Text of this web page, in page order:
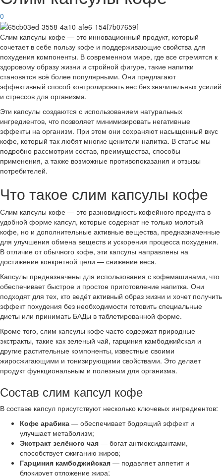
0
Слим капсулы кофе — это инновационный продукт, который
сочетает в себе пользу кофе и поддерживающие свойства для
похудения компоненты. В современном мире, где все стремятся к
здоровому образу жизни и стройной фигуре, такие напитки
становятся всё более популярными. Они предлагают
эффективный способ контролировать вес без значительных усилий
и стрессов для организма.
Эти капсулы создаются с использованием натуральных
ингредиентов, что позволяет минимизировать негативные
эффекты на организм. При этом они сохраняют насыщенный вкус
кофе, который так любят многие ценители напитка. В статье мы
подробно рассмотрим состав, преимущества, способы
применения, а также возможные противопоказания и отзывы
потребителей.
Что такое слим капсулы кофе
Слим капсулы кофе — это разновидность кофейного продукта в
удобной форме капсул, которые содержат не только молотый
кофе, но и дополнительные активные вещества, предназначенные
для улучшения обмена веществ и ускорения процесса похудения.
В отличие от обычного кофе, эти капсулы направлены на
достижение конкретной цели — снижение веса.
Капсулы предназначены для использования с кофемашинами, что
обеспечивает быстрое и простое приготовление напитка. Они
подходят для тех, кто ведёт активный образ жизни и хочет получить
эффект похудения без необходимости готовить специальные
диеты или принимать БАДы в таблетированной форме.
Кроме того, слим капсулы кофе часто содержат природные
экстракты, такие как зеленый чай, гарциния камбоджийская и
другие растительные компоненты, известные своими
жиросжигающими и тонизирующими свойствами. Это делает
продукт функциональным и полезным для организма.
Состав слим капсул кофе
В составе капсул присутствуют несколько ключевых ингредиентов:
Кофе арабика — обеспечивает бодрящий эффект и
улучшает метаболизм;
Экстракт зелёного чая — богат антиоксидантами,
способствует сжиганию жиров;
Гарциния камбоджийская — подавляет аппетит и
блокирует отложение жира;